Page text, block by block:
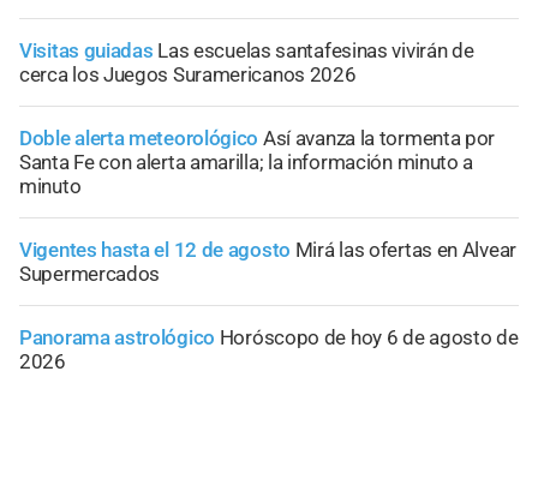
Visitas guiadas Las escuelas santafesinas vivirán de
cerca los Juegos Suramericanos 2026
Doble alerta meteorológico Así avanza la tormenta por
Santa Fe con alerta amarilla; la información minuto a
minuto
Vigentes hasta el 12 de agosto Mirá las ofertas en Alvear
Supermercados
Panorama astrológico Horóscopo de hoy 6 de agosto de
2026